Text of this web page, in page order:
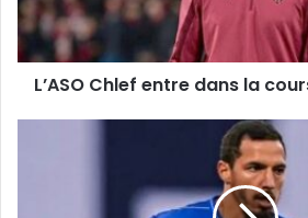
pour
Benayad
L’ASO Chlef entre dans la